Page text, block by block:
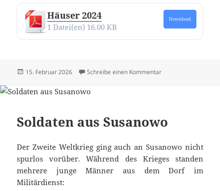
Häuser 2024
1 Datei(en) 16.00 KB
Download
Veröffentlicht
15. Februar 2026 Schreibe einen Kommentarzu Alle Texte und
Soldaten aus Susanowo
Der Zweite Weltkrieg ging auch an Susanowo nicht
spurlos vorüber. Während des Krieges standen
mehrere junge Männer aus dem Dorf im
Militärdienst: